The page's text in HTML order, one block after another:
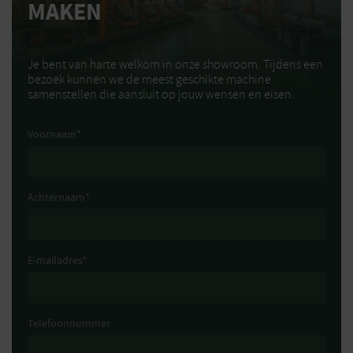
MAKEN
Je bent van harte welkom in onze showroom. Tijdens een
bezoek kunnen we de meest geschikte machine
samenstellen die aansluit op jouw wensen en eisen.
Voornaam *
Achternaam *
E-mailadres*
Telefoonnummer